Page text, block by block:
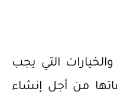
التي يجب
من أجل إنشاء